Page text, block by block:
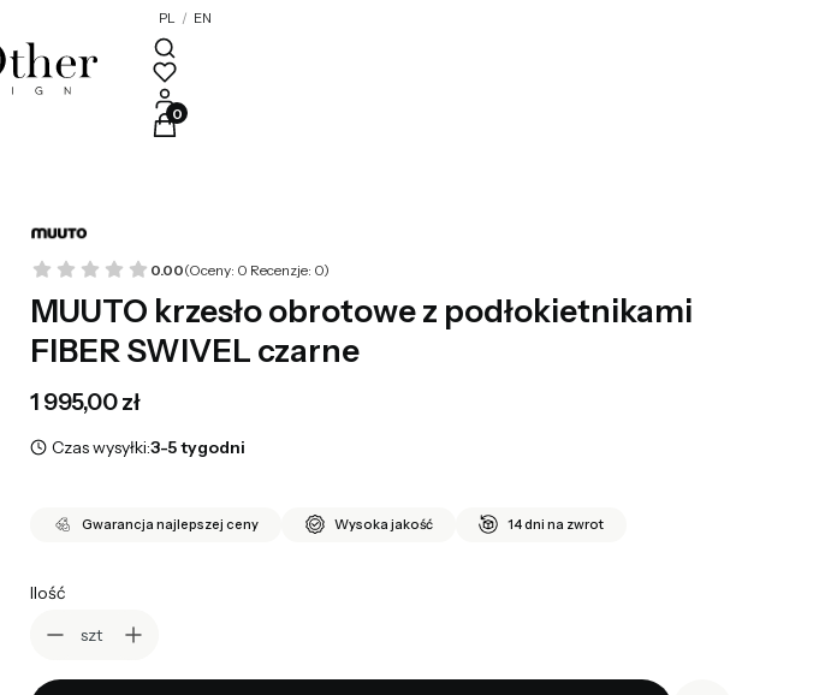
PL / EN
Produkty w koszyku: 0. Zobacz szczegóły
0.00(Oceny: 0 Recenzje: 0)
MUUTO krzesło obrotowe z podłokietnikami
FIBER SWIVEL czarne
Cena
1 995,00 zł
Czas wysyłki:3-5 tygodni
Gwarancja najlepszej ceny Wysoka jakość 14 dni na zwrot
Ilość
szt